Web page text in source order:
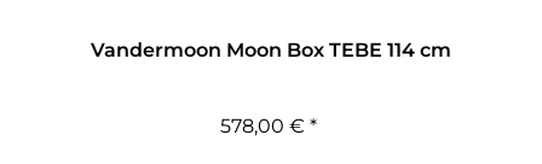
Vandermoon Moon Box TEBE 114 cm
578,00 € *